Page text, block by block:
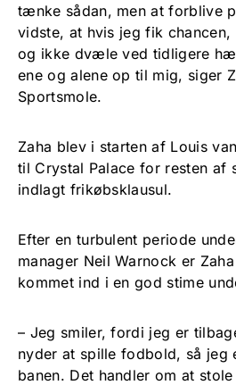
tænke sådan, men at forblive
vidste, at hvis jeg fik
og ikke dvæle ved tidligere
ene og alene op til mig, siger
Sportsmole.
Zaha blev i starten af Louis
til Crystal Palace for resten af
indlagt frikøbsklausul.
Efter en turbulent periode
manager Neil Warnock er
kommet ind i en god stime
– Jeg smiler, fordi jeg er
nyder at spille fodbold, så jeg
banen. Det handler om at